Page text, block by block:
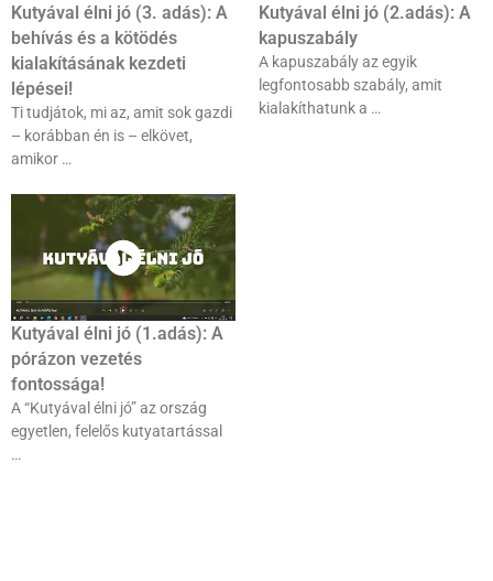
Kutyával élni jó (3. adás): A
behívás és a kötödés
kialakításának kezdeti
lépései!
Ti tudjátok, mi az, amit sok gazdi
– korábban én is – elkövet,
amikor …
Kutyával élni jó (2.adás): A
kapuszabály
A kapuszabály az egyik
legfontosabb szabály, amit
kialakíthatunk a …
Kutyával élni jó (1.adás): A
pórázon vezetés
fontossága!
A “Kutyával élni jó” az ország
egyetlen, felelős kutyatartással
…